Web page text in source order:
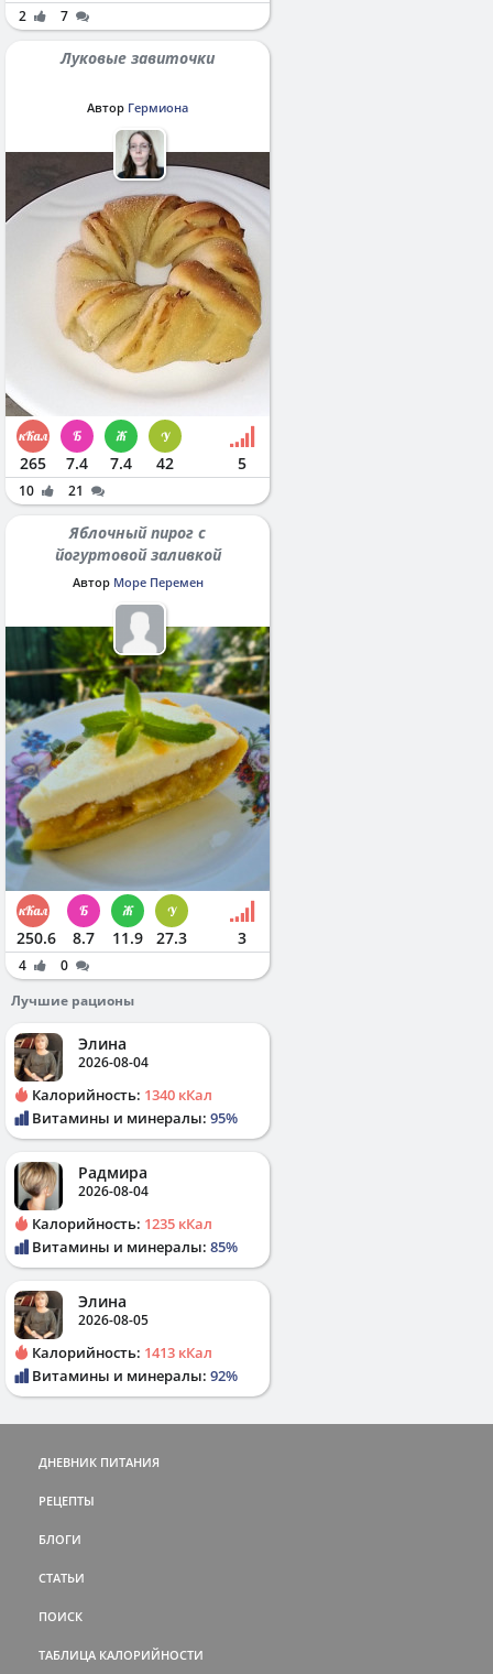
2 7
Луковые завиточки
Автор Гермиона
265 7.4 7.4 42 5
10 21
Яблочный пирог с
йогуртовой заливкой
Автор Море Перемен
250.6 8.7 11.9 27.3 3
4
0
Лучшие рационы
Элина
2026-08-04
Калорийность: 1340 кКал
Витамины и минералы: 95%
Радмира
2026-08-04
Калорийность: 1235 кКал
Витамины и минералы: 85%
Элина
2026-08-05
Калорийность: 1413 кКал
Витамины и минералы: 92%
ДНЕВНИК ПИТАНИЯ
РЕЦЕПТЫ
БЛОГИ
СТАТЬИ
ПОИСК
ТАБЛИЦА КАЛОРИЙНОСТИ